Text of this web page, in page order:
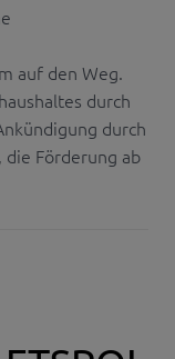
auf den Weg.
durch
durch
Förderung ab